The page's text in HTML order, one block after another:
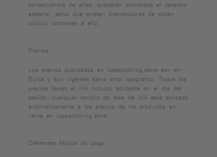
consecuencia de ellas, quedarán sometidos al derecho
español, salvo que existan disposiciones de orden
público contrarias a ello.
Precios
Los precios publicados en lopezclothing.store son en
Euros y son vigentes salvo error tipográfico. Todos los
precios llevan el IVA incluido aplicable en el día del
pedido, cualquier cambio de tasa de IVA será aplicado
automáticamente a los precios de los productos en
venta en lopezclothing.store
Diferentes Modos de pago